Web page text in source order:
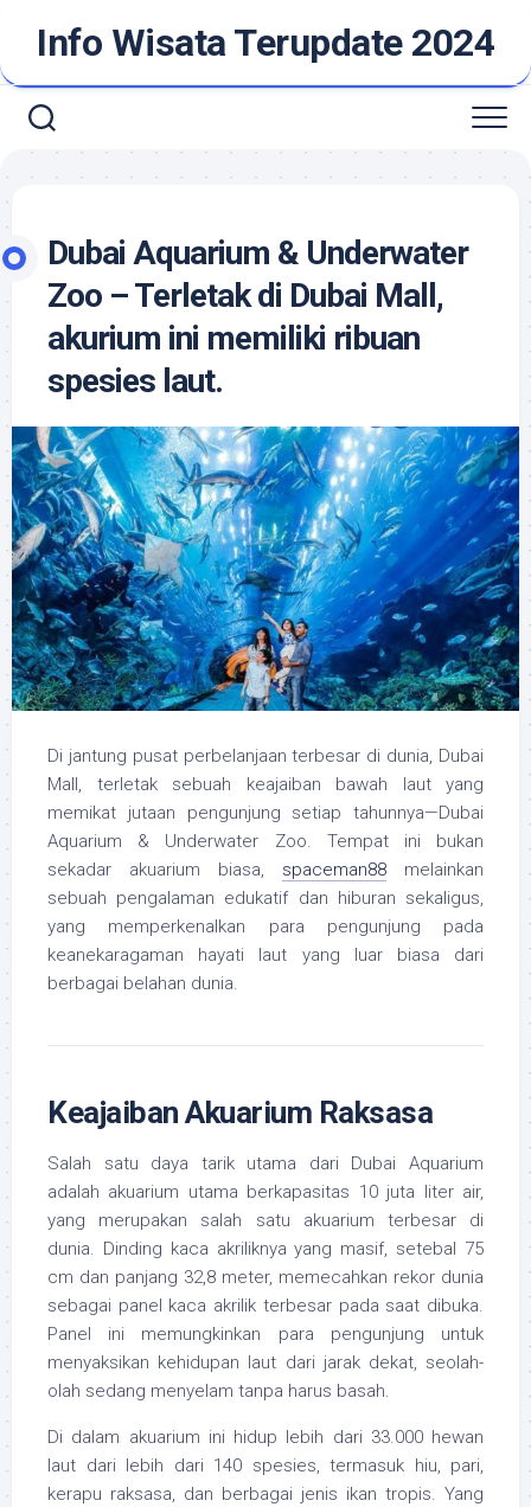
contentInfo Wisata Terupdate 2024
Dubai Aquarium & Underwater
Zoo – Terletak di Dubai Mall,
akurium ini memiliki ribuan
spesies laut.
Di jantung pusat perbelanjaan terbesar di dunia, Dubai
Mall, terletak sebuah keajaiban bawah laut yang
memikat jutaan pengunjung setiap tahunnya—Dubai
Aquarium & Underwater Zoo. Tempat ini bukan
sekadar akuarium biasa, spaceman88 melainkan
sebuah pengalaman edukatif dan hiburan sekaligus,
yang memperkenalkan para pengunjung pada
keanekaragaman hayati laut yang luar biasa dari
berbagai belahan dunia.
Keajaiban Akuarium Raksasa
Salah satu daya tarik utama dari Dubai Aquarium
adalah akuarium utama berkapasitas 10 juta liter air,
yang merupakan salah satu akuarium terbesar di
dunia. Dinding kaca akriliknya yang masif, setebal 75
cm dan panjang 32,8 meter, memecahkan rekor dunia
sebagai panel kaca akrilik terbesar pada saat dibuka.
Panel ini memungkinkan para pengunjung untuk
menyaksikan kehidupan laut dari jarak dekat, seolah-
olah sedang menyelam tanpa harus basah.
Di dalam akuarium ini hidup lebih dari 33.000 hewan
laut dari lebih dari 140 spesies, termasuk hiu, pari,
kerapu raksasa, dan berbagai jenis ikan tropis. Yang